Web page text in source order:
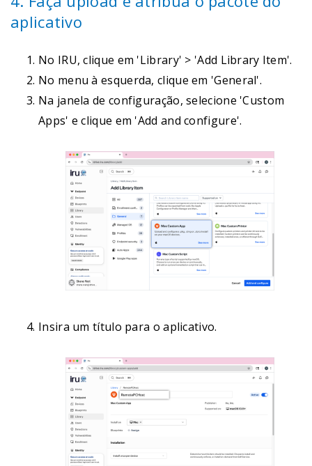
aplicativo
No IRU, clique em 'Library' > 'Add Library Item'.
No menu à esquerda, clique em 'General'.
Na janela de configuração, selecione 'Custom
Apps' e clique em 'Add and configure'.
Insira um título para o aplicativo.